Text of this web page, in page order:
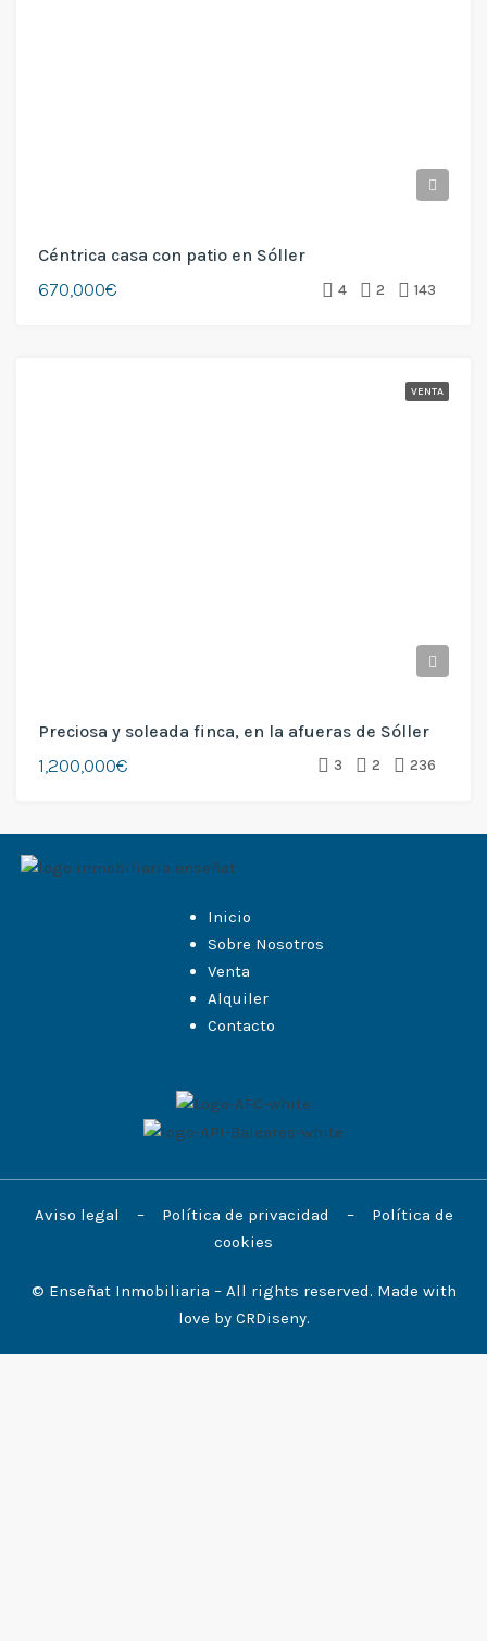
Céntrica casa con patio en Sóller
670,000€ 4 2 143
VENTA
Preciosa y soleada finca, en la afueras de Sóller
1,200,000€ 3 2 236
Inicio
Sobre Nosotros
Venta
Alquiler
Contacto
Aviso legal – Política de privacidad – Política de
cookies
© Enseñat Inmobiliaria – All rights reserved. Made with
love by CRDiseny.